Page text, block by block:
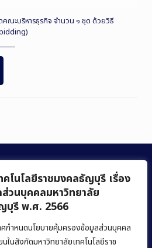
คโนโลยีราชมงคลธัญบุรี เรื่อง
วนบุคคลมหาวิทยาลัย
บุรี พ.ศ. 2566
ศกำหนดนโยบายคุ้มครองข้อมูลส่วนบุคคล
ในสังกัดมหาวิทยาลัยเทคโนโลยีราช
ณะบริหารธุรกิจ จำนวน ๑ ชุด ด้วยวิธี
งคลธัญบุรี